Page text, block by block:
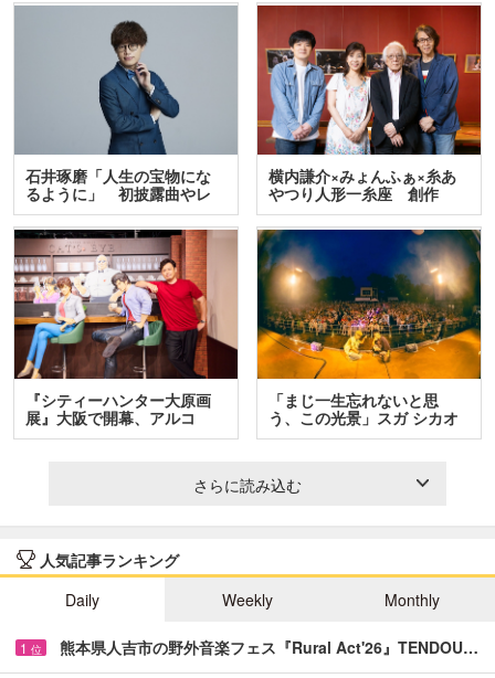
石井琢磨「人生の宝物にな
るように」 初披露曲やレ
ア…
横内謙介×みょんふぁ×糸あ
やつり人形一糸座 創作
人…
『シティーハンター大原画
展』大阪で開幕、アルコ
＆…
「まじ一生忘れないと思
う、この光景」スガ シカオ
と…
さらに読み込む
人気記事ランキング
Daily
Weekly Monthly
1 位 熊本県人吉市の野外音楽フェス『Rural Act'26』TENDOU…